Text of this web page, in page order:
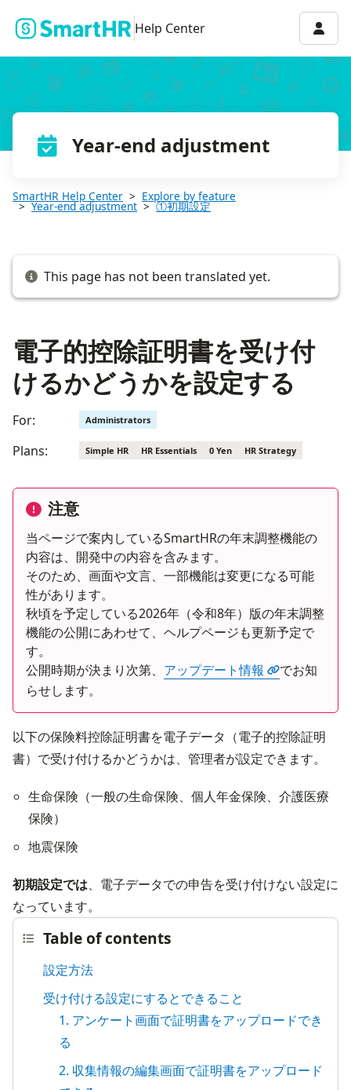
Help Center
Year-end adjustment
SmartHR Help Center Explore by feature
Year-end adjustment ①初期設定
This page has not been translated yet.
電子的控除証明書を受け付
けるかどうかを設定する
For: Administrators
Plans: Simple HR HR Essentials 0 Yen HR Strategy
注意
当ページで案内しているSmartHRの年末調整機能の
内容は、開発中の内容を含みます。
そのため、画面や文言、一部機能は変更になる可能
性があります。
秋頃を予定している2026年（令和8年）版の年末調整
機能の公開にあわせて、ヘルプページも更新予定で
す。
公開時期が決まり次第、 アップデート情報
でお知
らせします。
以下の保険料控除証明書を電子データ（電子的控除証明
書）で受け付けるかどうかは、管理者が設定できます。
生命保険（一般の生命保険、個人年金保険、介護医療
保険）
地震保険
初期設定では、電子データでの申告を受け付けない設定に
なっています。
Table of contents
設定方法
受け付ける設定にするとできること
1. アンケート画面で証明書をアップロードでき
る
2. 収集情報の編集画面で証明書をアップロード